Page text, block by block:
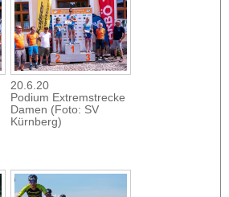
20.6.20
Podium Extremstrecke
Damen (Foto: SV
Kürnberg)